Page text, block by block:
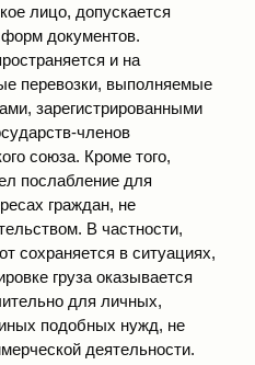
лицо, допускается
документов.
и на
перевозки, выполняемые
зарегистрированными
членов
союза. Кроме того,
послабление для
граждан, не
В частности,
сохраняется в ситуациях,
груза оказывается
для личных,
подобных нужд, не
деятельности.